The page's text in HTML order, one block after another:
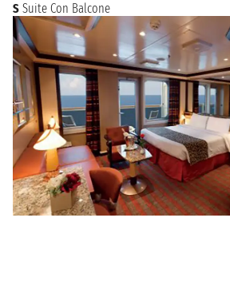
S Suite Con Balcone